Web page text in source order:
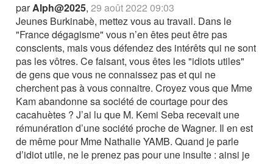
parAlph@2025,29 août 2022 09:03
Jeunes Burkinabè, mettez vous au travail. Dans le
"France dégagisme" vous n’en êtes peut être pas
conscients, mais vous défendez des intérêts qui ne sont
pas les vôtres. Ce faisant, vous êtes les "idiots utiles"
de gens que vous ne connaissez pas et qui ne
cherchent pas à vous connaitre. Croyez vous que Mme
Kam abandonne sa société de courtage pour des
cacahuètes ? J’ai lu que M. Kemi Seba recevait une
rémunération d’une société proche de Wagner. Il en est
de même pour Mme Nathalie YAMB. Quand je parle
d’idiot utile, ne le prenez pas pour une insulte : ainsi je